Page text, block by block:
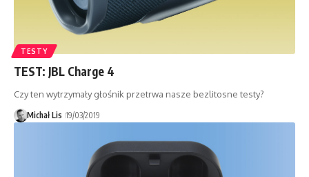
TESTY
TEST: JBL Charge 4
Czy ten wytrzymały głośnik przetrwa nasze bezlitosne testy?
Michał Lis 19/03/2019